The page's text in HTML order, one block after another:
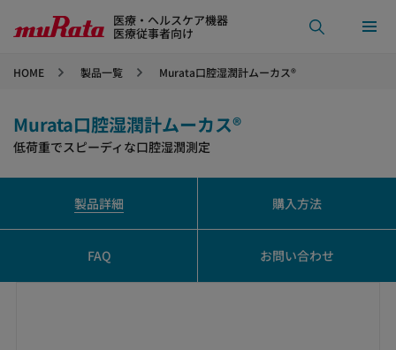
医療・ヘルスケア機器
医療従事者向け
HOME 製品一覧 Murata口腔湿潤計ムーカス®
Murata口腔湿潤計ムーカス®
低荷重でスピーディな口腔湿潤測定
製品詳細 購入方法
FAQ お問い合わせ